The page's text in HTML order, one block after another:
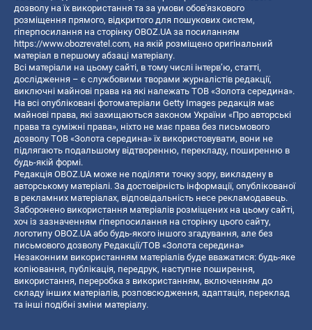
дозволу на їх використання та за умови обов'язкового
розміщення прямого, відкритого для пошукових систем,
гіперпосилання на сторінку OBOZ.UA за посиланням
https://www.obozrevatel.com, на якій розміщено оригінальний
матеріал в першому абзаці матеріалу.
Всі матеріали на цьому сайті, в тому числі інтерв’ю, статті,
дослідження – є службовими творами журналістів редакції,
виключні майнові права на які належать ТОВ «Золота середина».
На всі опубліковані фотоматеріали Getty Images редакція має
майнові права, які захищаються законом України «Про авторські
права та суміжні права», ніхто не має права без письмового
дозволу ТОВ «Золота середина» їх використовувати, вони не
підлягають подальшому відтворенню, перекладу, поширенню в
будь-якій формі.
Редакція OBOZ.UA може не поділяти точку зору, викладену в
авторському матеріалі. За достовірність інформації, опублікованої
в рекламних матеріалах, відповідальність несе рекламодавець.
Заборонено використання матеріалів розміщених на цьому сайті,
хоч із зазначенням гіперпосилання на сторінку цього сайту,
логотипу OBOZ.UA або будь-якого іншого згадування, але без
письмового дозволу Редакції/ТОВ «Золота середина»
Незаконним використанням матеріалів буде вважатися: будь-яке
копiювання, публiкацiя, передрук, наступне поширення,
використання, переробка з використанням, включенням до
складу інших матеріалів, розповсюдження, адаптація, переклад
та інші подібні зміни матеріалу.